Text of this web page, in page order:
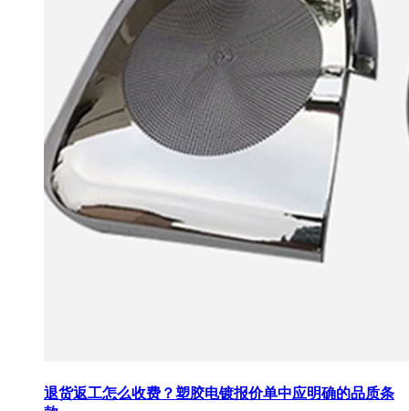
退货返工怎么收费？塑胶电镀报价单中应明确的品质条